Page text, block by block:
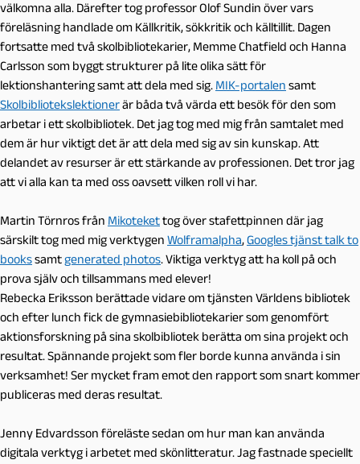
välkomna alla. Därefter tog professor Olof Sundin över vars
föreläsning handlade om Källkritik, sökkritik och källtillit. Dagen
fortsatte med två skolbibliotekarier, Memme Chatfield och Hanna
Carlsson som byggt strukturer på lite olika sätt för
lektionshantering samt att dela med sig. MIK-portalen samt
Skolbibliotekslektionerär båda två värda ett besök för den som
arbetar i ett skolbibliotek. Det jag tog med mig från samtalet med
dem är hur viktigt det är att dela med sig av sin kunskap. Att
delandet av resurser är ett stärkande av professionen. Det tror jag
att vi alla kan ta med oss oavsett vilken roll vi har.
Martin Törnros från Mikotekettog över stafettpinnen där jag
särskilt tog med mig verktygen Wolframalpha,Googles tjänst talk to
bookssamtgenerated photos. Viktiga verktyg att ha koll på och
prova själv och tillsammans med elever!
Rebecka Eriksson berättade vidare om tjänsten Världens bibliotek
och efter lunch fick de gymnasiebibliotekarier som genomfört
aktionsforskning på sina skolbibliotek berätta om sina projekt och
resultat. Spännande projekt som fler borde kunna använda i sin
verksamhet! Ser mycket fram emot den rapport som snart kommer
publiceras med deras resultat.
Jenny Edvardsson föreläste sedan om hur man kan använda
digitala verktyg i arbetet med skönlitteratur. Jag fastnade speciellt